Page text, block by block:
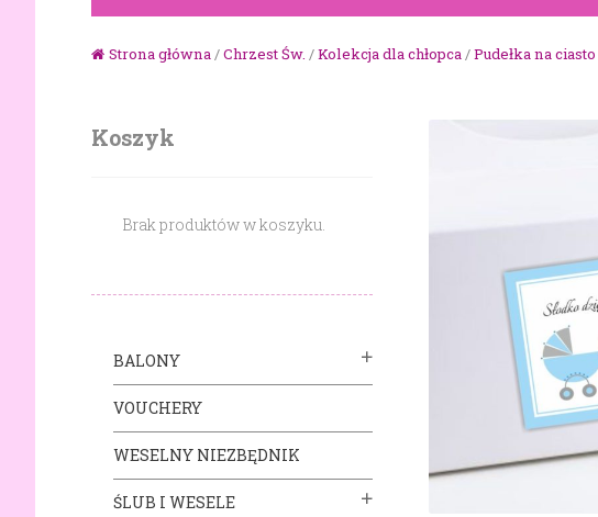
Strona główna/Chrzest Św. /Kolekcja dla chłopca/Pudełka na ciasto
Koszyk
Brak produktów w koszyku.
BALONY
VOUCHERY
WESELNY NIEZBĘDNIK
ŚLUB I WESELE